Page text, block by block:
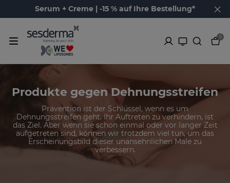
Serum + Creme | -15 % auf Ihre Bestellung*
0
Produkte gegen Dehnungsstreifen
Prävention ist der Schlüssel, wenn es um
Dehnungsstreifen geht. Ihr Auftreten zu verhindern, ist
das Ziel. Aber wenn sie schon einmal oder vor langer Zeit
aufgetreten sind, können wir trotzdem viel tun, um das
Erscheinungsbild dieser unansehnlichen Male zu
verbessern.